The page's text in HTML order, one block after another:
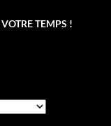
TEMPS !